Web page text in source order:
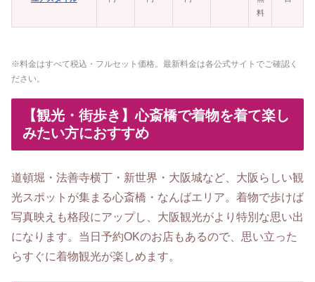
料
※料金はすべて税込・フルセット価格。最新料金は各公式サイトでご確認く
ださい。
【観光・街歩き】心斎橋で着物を着て楽し
みたい方におすすめ
道頓堀・法善寺横丁・新世界・大阪城など、大阪らしい観
光スポットが集まる心斎橋・なんばエリア。着物で歩けば
写真映えも格段にアップし、大阪観光がより特別な思い出
になります。当日予約OKのお店もあるので、思い立った
らすぐに着物観光が楽しめます。